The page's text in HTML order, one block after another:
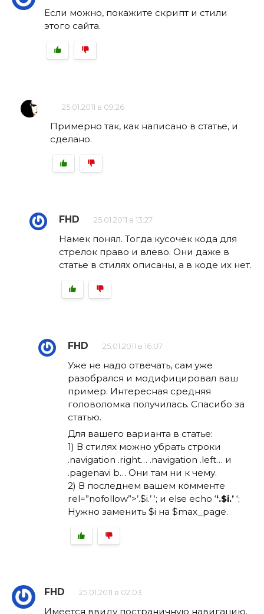
Если можно, покажите скрипт и стили
этого сайта.
25.01.2011 в 09:26
Примерно так, как написано в статье, и
сделано.
FHD 25.01.2011 в 13:27
Намек понял. Тогда кусочек кода для
стрелок право и влево. Они даже в
статье в стилях описаны, а в коде их нет.
FHD 25.01.2011 в 16:07
Уже не надо отвечать, сам уже
разобрался и модифицировал ваш
пример. Интересная средняя
головоломка получилась. Спасибо за
статью.
Для вашего варианта в статье:
1) В стилях можно убрать строки
.navigation .right… .navigation .left… и
.pagenavi b… Они там ни к чему.
2) В последнем вашем комменте
rel=”nofollow”>’.$i.’ ‘; и else echo ‘‘.$i.’ ‘;
Нужно заменить $i на $max_page.
FHD 25.01.2011 в 02:03
Имеется ввиду постраничную навигацию.